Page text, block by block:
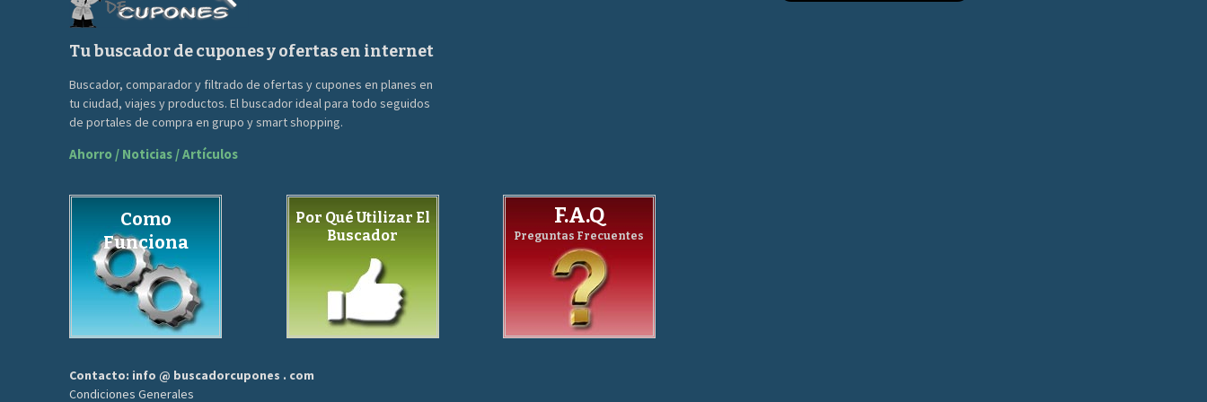
Tu buscador de cupones y ofertas en internet
Buscador, comparador y filtrado de ofertas y cupones en planes en
tu ciudad, viajes y productos. El buscador ideal para todo seguidos
de portales de compra en grupo y smart shopping.
Ahorro / Noticias / Artículos
Como
Funciona
Por Qué Utilizar El
Buscador
F.A.Q
Preguntas Frecuentes
Contacto: info @ buscadorcupones . com
Condiciones Generales